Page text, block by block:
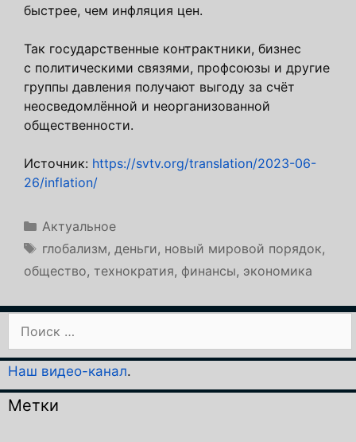
быстрее, чем инфляция цен.
Так государственные контрактники, бизнес
с политическими связями, профсоюзы и другие
группы давления получают выгоду за счёт
неосведомлённой и неорганизованной
общественности.
Источник: https://svtv.org/translation/2023-06-
26/inflation/
Рубрики
Актуальное
Метки
глобализм, деньги, новый мировой порядок,
общество, технократия, финансы, экономика
Наш видео-канал.
Метки